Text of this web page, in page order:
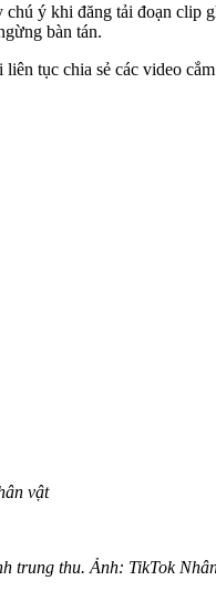
ý khi đăng tải đoạn clip
bàn tán.
tục chia sẻ các video
vật
trung thu. Ảnh: TikTok